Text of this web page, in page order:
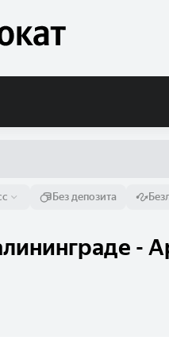
Без депозита
-